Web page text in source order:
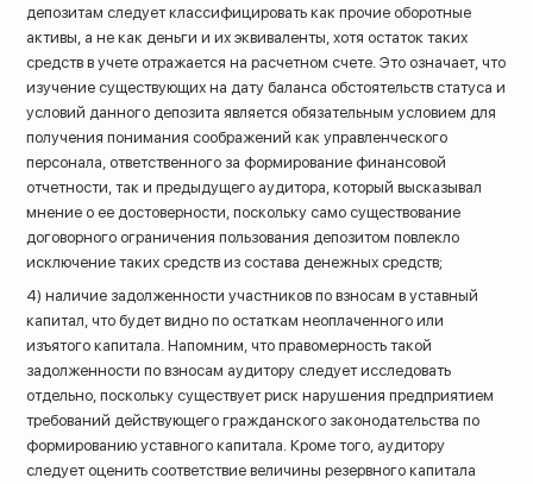
депозитам следует классифицировать как прочие оборотные
активы, а не как деньги и их эквиваленты, хотя остаток таких
средств в учете отражается на расчетном счете. Это означает, что
изучение существующих на дату баланса обстоятельств статуса и
условий данного депозита является обязательным условием для
получения понимания соображений как управленческого
персонала, ответственного за формирование финансовой
отчетности, так и предыдущего аудитора, который высказывал
мнение о ее достоверности, поскольку само существование
договорного ограничения пользования депозитом повлекло
исключение таких средств из состава денежных средств;
4) наличие задолженности участников по взносам в уставный
капитал, что будет видно по остаткам неоплаченного или
изъятого капитала. Напомним, что правомерность такой
задолженности по взносам аудитору следует исследовать
отдельно, поскольку существует риск нарушения предприятием
требований действующего гражданского законодательства по
формированию уставного капитала. Кроме того, аудитору
следует оценить соответствие величины резервного капитала